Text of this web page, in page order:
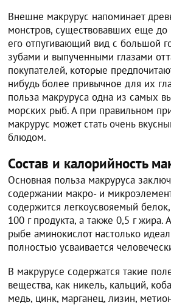
Внешне макрурус напоминает
монстров, существовавших еще
его отпугивающий вид с большой
зубами и выпученными глазами
покупателей, которые
нибудь более привычное для их
польза макруруса одна из самых
морских рыб. А при правильном
макрурус может стать очень
блюдом.
Состав и калорийность
Основная польза макруруса
содержании макро- и
содержится легкоусвояемый
100 г продукта, а также 0,5 г жира.
рыбе аминокислот настолько
полностью усваивается
В макрурусе содержатся такие
вещества, как никель, кальций,
медь, цинк, марганец, лизин,